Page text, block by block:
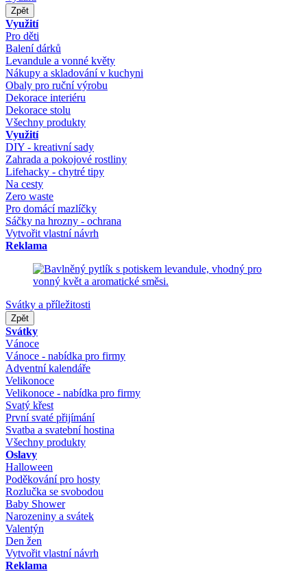
Zpět
Využití
Pro děti
Balení dárků
Levandule a vonné květy
Nákupy a skladování v kuchyni
Obaly pro ruční výrobu
Dekorace interiéru
Dekorace stolu
Všechny produkty
Využití
DIY - kreativní sady
Zahrada a pokojové rostliny
Lifehacky - chytré tipy
Na cesty
Zero waste
Pro domácí mazlíčky
Sáčky na hrozny - ochrana
Vytvořit vlastní návrh
Reklama
Svátky a příležitosti
Zpět
Svátky
Vánoce
Vánoce - nabídka pro firmy
Adventní kalendáře
Velikonoce
Velikonoce - nabídka pro firmy
Svatý křest
První svaté přijímání
Svatba a svatební hostina
Všechny produkty
Oslavy
Halloween
Poděkování pro hosty
Rozlučka se svobodou
Baby Shower
Narozeniny a svátek
Valentýn
Den žen
Vytvořit vlastní návrh
Reklama